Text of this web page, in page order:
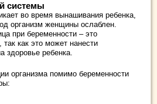
системы
во время вынашивания ребенка,
организм женщины ослаблен.
при беременности – это
как это может нанести
здоровье ребенка.
организма помимо беременности